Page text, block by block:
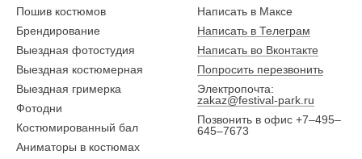
Пошив костюмов
Брендирование
Выездная фотостудия
Выездная костюмерная
Выездная гримерка
Фотодни
Костюмированный бал
Аниматоры в костюмах
Написать в Максе
Написать в Телеграм
Написать во Вконтакте
Попросить перезвонить
Электропочта:
zakaz@festival-park.ru
Позвонить в офис +7–495–
645–7673